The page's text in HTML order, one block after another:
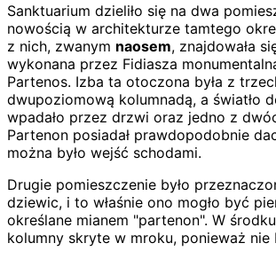
Sanktuarium dzieliło się na dwa
nowością w architekturze tamtego
z nich, zwanym naosem, znajdowała
wykonana przez Fidiasza
Partenos. Izba ta otoczona była z
dwupoziomową kolumnadą, a światło
wpadało przez drzwi oraz jedno z
Partenon posiadał prawdopodobnie
można było wejść schodami.
Drugie pomieszczenie było
dziewic, i to właśnie ono mogło być
określane mianem "partenon". W
kolumny skryte w mroku, ponieważ nie